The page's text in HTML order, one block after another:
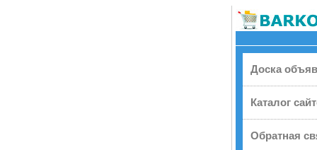
Доска
Каталог
Обратная